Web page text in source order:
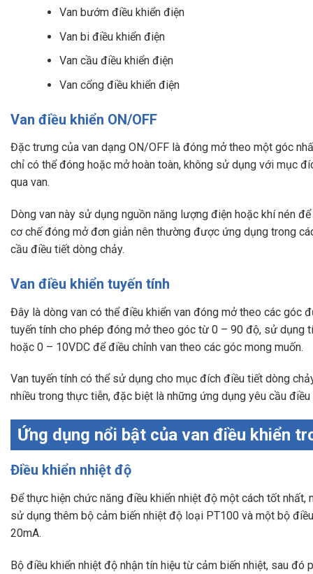
Van bướm điều khiển điện
Van bi điều khiển điện
Van cầu điều khiển điện
Van cổng điều khiển điện
Van điều khiển ON/OFF
Đặc trưng của van dạng ON/OFF là đóng mở theo một góc
chỉ có thể đóng hoặc mở hoàn toàn, không sử dụng với mục
qua van.
Dòng van này sử dụng nguồn năng lượng điện hoặc khí nén
cơ chế đóng mở đơn giản nên thường được ứng dụng trong
cầu điều tiết dòng chảy.
Van điều khiển tuyến tính
Đây là dòng van có thể điều khiển van đóng mở theo các góc
tuyến tính cho phép đóng mở theo góc từ 0 – 90 độ, sử dụng
hoặc 0 – 10VDC để điều chỉnh van theo các góc mong muốn.
Van tuyến tính có thể sử dụng cho mục đích điều tiết dòng
nhiều trong thực tiễn, đặc biệt là những ứng dụng yêu cầu
Ứng dụng nổi bật của van điều khiển
Điều khiển nhiệt độ
Để thực hiện chức năng điều khiển nhiệt độ một cách tốt nhất,
sử dụng thêm bộ cảm biến nhiệt độ loại PT100 và một bộ
20mA.
Bộ điều khiển nhiệt độ nhận tín hiệu từ cảm biến nhiệt, sau đó